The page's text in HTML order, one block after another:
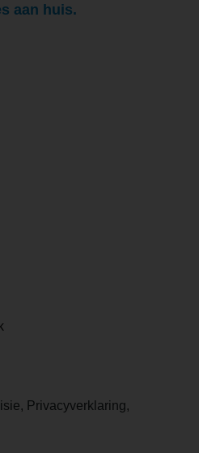
aan huis.
Privacyverklaring,